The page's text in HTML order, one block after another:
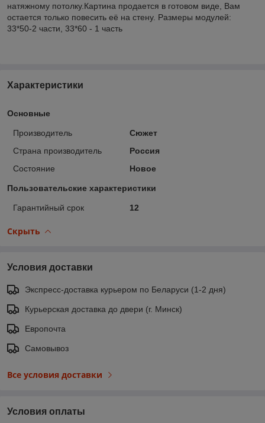
натяжному потолку.Картина продается в готовом виде, Вам
остается только повесить её на стену. Размеры модулей:
33*50-2 части, 33*60 - 1 часть
Характеристики
Основные
Производитель
Сюжет
Страна производитель
Россия
Состояние
Новое
Пользовательские характеристики
Гарантийный срок 12
Скрыть
Условия доставки
Экспресс-доставка курьером по Беларуси (1-2 дня)
Курьерская доставка до двери (г. Минск)
Европочта
Самовывоз
Все условия доставки
Условия оплаты